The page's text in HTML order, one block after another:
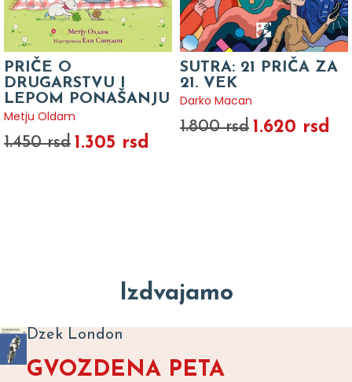
PRIČE O
DRUGARSTVU I
LEPOM PONAŠANJU
Metju Oldam
1.450 rsd 1.305 rsd
SUTRA: 21 PRIČA ZA
21. VEK
Darko Macan
1.800 rsd 1.620 rsd
Izdvajamo
Dzek London
GVOZDENA PETA